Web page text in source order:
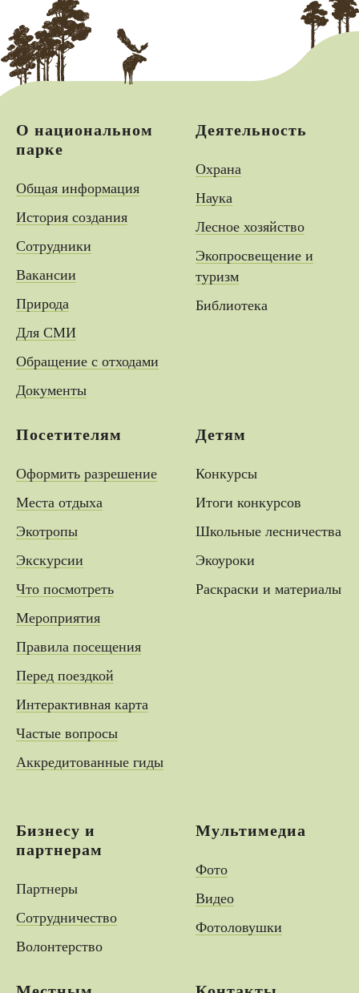
О национальном
парке
Общая информация
История создания
Сотрудники
Вакансии
Природа
Для СМИ
Обращение с отходами
Документы
Деятельность
Охрана
Наука
Лесное хозяйство
Экопросвещение и
туризм
Библиотека
Посетителям
Оформить разрешение
Места отдыха
Экотропы
Экскурсии
Что посмотреть
Мероприятия
Правила посещения
Перед поездкой
Интерактивная карта
Частые вопросы
Аккредитованные гиды
Детям
Конкурсы
Итоги конкурсов
Школьные лесничества
Экоуроки
Раскраски и материалы
Бизнесу и
партнерам
Партнеры
Сотрудничество
Волонтерство
Мультимедиа
Фото
Видео
Фотоловушки